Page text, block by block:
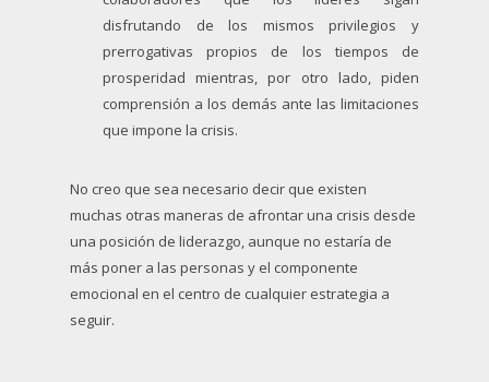
disfrutando de los mismos privilegios y
prerrogativas propios de los tiempos de
prosperidad mientras, por otro lado, piden
comprensión a los demás ante las limitaciones
que impone la crisis.
No creo que sea necesario decir que existen
muchas otras maneras de afrontar una crisis desde
una posición de liderazgo, aunque no estaría de
más poner a las personas y el componente
emocional en el centro de cualquier estrategia a
seguir.